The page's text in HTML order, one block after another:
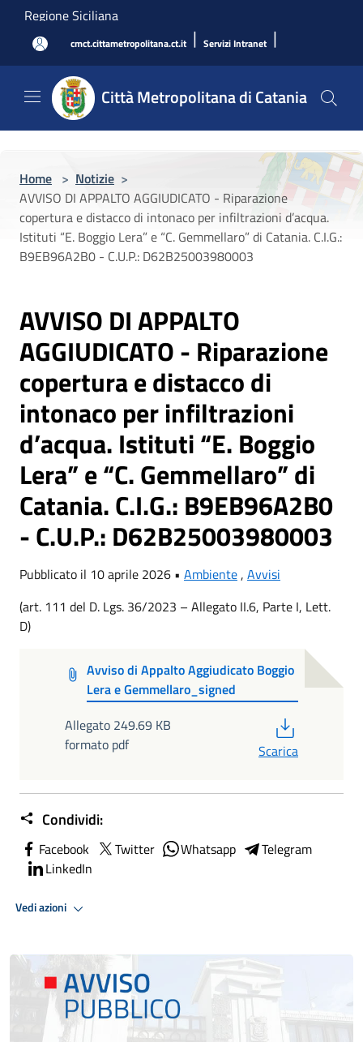
Salta al contenuto principale
Regione Siciliana
cmct.cittametropolitana.ct.it | Servizi Intranet |
Città Metropolitana di Catania
Home > Notizie >
AVVISO DI APPALTO AGGIUDICATO - Riparazione
copertura e distacco di intonaco per infiltrazioni d’acqua.
Istituti “E. Boggio Lera” e “C. Gemmellaro” di Catania. C.I.G.:
B9EB96A2B0 - C.U.P.: D62B25003980003
AVVISO DI APPALTO
AGGIUDICATO - Riparazione
copertura e distacco di
intonaco per infiltrazioni
d’acqua. Istituti “E. Boggio
Lera” e “C. Gemmellaro” di
Catania. C.I.G.: B9EB96A2B0
- C.U.P.: D62B25003980003
Pubblicato il 10 aprile 2026 • Ambiente, Avvisi
(art. 111 del D. Lgs. 36/2023 – Allegato II.6, Parte I, Lett.
D)
Avviso di Appalto Aggiudicato Boggio
Lera e Gemmellaro_signed
Allegato 249.69 KB
formato pdf
Scarica
Condividi:
Facebook Twitter Whatsapp
Telegram
LinkedIn
Vedi azioni